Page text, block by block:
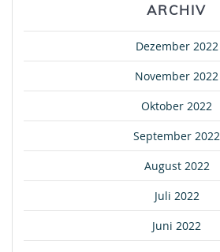
ARCHIV
Dezember 2022
November 2022
Oktober 2022
September 2022
August 2022
Juli 2022
Juni 2022